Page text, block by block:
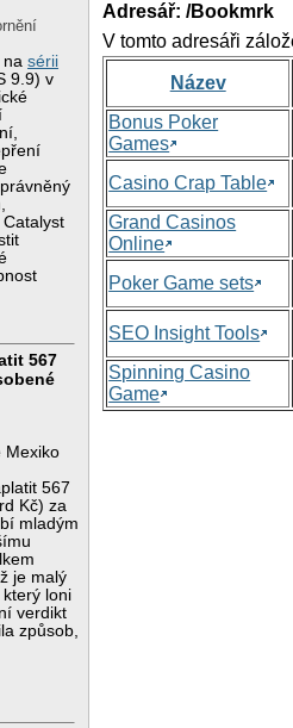
nasérii
9.9) v
567
Mexiko
567
Kč) za
mladým
je malý
loni
verdikt
způsob,
Adresář: /Bookmrk
V tomto adresáři
Název
Bonus Poker
Games
Casino Crap Table
Grand Casinos
Online
Poker Game sets
SEO Insight Tools
Spinning Casino
Game